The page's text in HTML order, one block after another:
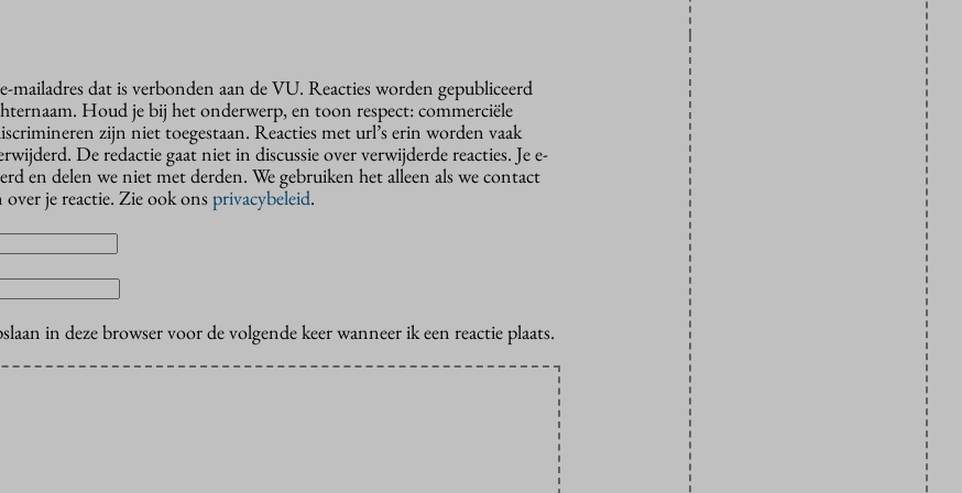
mailadres dat is verbonden aan de VU. Reacties worden gepubliceerd
Houd je bij het onderwerp, en toon respect: commerciële
zijn niet toegestaan. Reacties met url’s erin worden vaak
De redactie gaat niet in discussie over verwijderde reacties. Je e-
en delen we niet met derden. We gebruiken het alleen als we contact
je reactie. Zie ook onsprivacybeleid.
in deze browser voor de volgende keer wanneer ik een reactie plaats.